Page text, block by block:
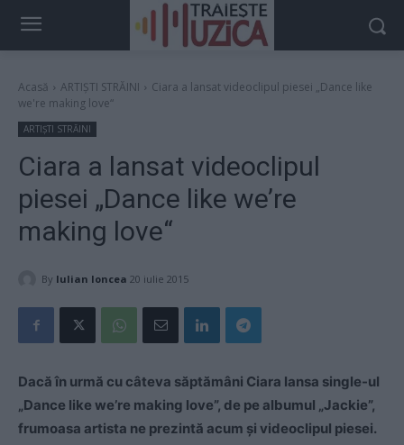
Acasă ARTIȘTI STRĂINI
Ciara a lansat videoclipul piesei „Dance like
we're making love“
ARTIȘTI STRĂINI
Ciara a lansat videoclipul
piesei „Dance like we’re
making love“
By Iulian Ioncea 20 iulie 2015
Dacă în urmă cu câteva săptămâni Ciara lansa single-ul
„Dance like we’re making love”, de pe albumul „Jackie”,
frumoasa artista ne prezintă acum şi videoclipul piesei.